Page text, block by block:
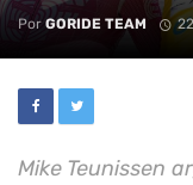
Por GORIDE TEAM
Mike Teunissen